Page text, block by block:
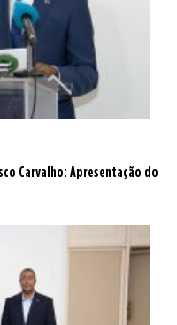
Carvalho: Apresentação do